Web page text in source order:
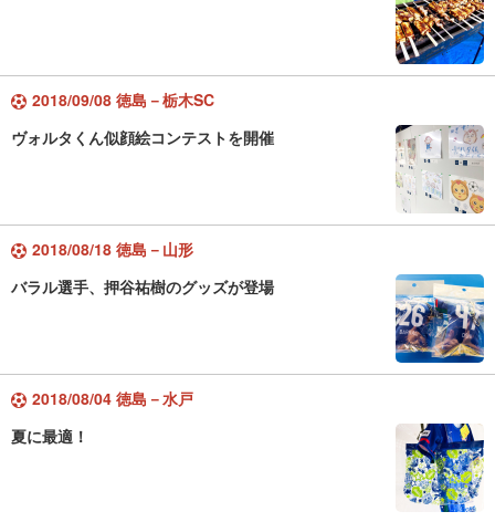
2018/09/08 徳島－栃木SC
ヴォルタくん似顔絵コンテストを開催
2018/08/18 徳島－山形
バラル選手、押谷祐樹のグッズが登場
2018/08/04 徳島－水戸
夏に最適！